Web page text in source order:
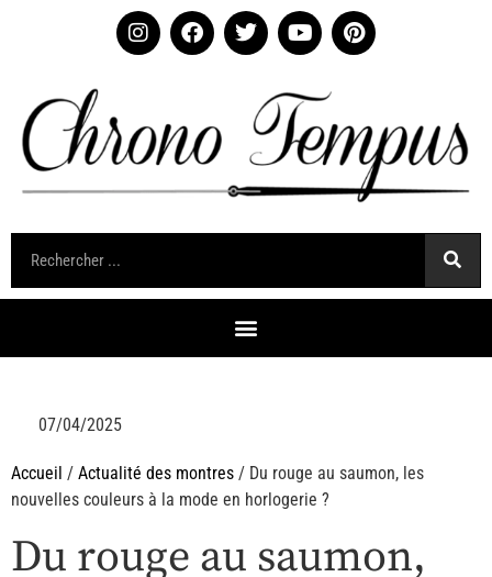
07/04/2025
Accueil / Actualité des montres / Du rouge au saumon, les
nouvelles couleurs à la mode en horlogerie ?
Du rouge au saumon,